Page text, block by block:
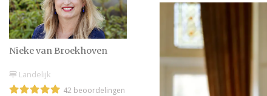
Nieke van Broekhoven
Landelijk
42 beoordelingen